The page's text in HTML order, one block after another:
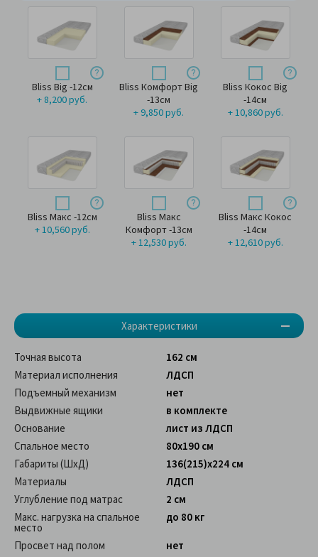
Bliss Big -12см
+ 8,200 руб.
Bliss Комфорт Big
-13см
+ 9,850 руб.
Bliss Кокос Big
-14см
+ 10,860 руб.
Bliss Макс -12см
+ 10,560 руб.
Bliss Макс
Комфорт -13см
+ 12,530 руб.
Bliss Макс Кокос
-14см
+ 12,610 руб.
Характеристики
Точная высота
162 см
Материал исполнения
ЛДСП
Подъемный механизм
нет
Выдвижные ящики
в комплекте
Основание
лист из ЛДСП
Спальное место
80x190 см
Габариты (ШхД)
136(215)x224 см
Материалы
ЛДСП
Углубление под матрас
2 см
Макс. нагрузка на спальное
место
до 80 кг
Просвет над полом
нет